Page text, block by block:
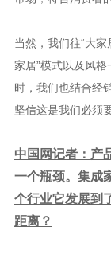
当然，我们往“大家
家居”模式以及风
时，我们也结合经
坚信这是我们必须
中国网记者：产
一个瓶颈。集成
个行业它发展到
距离？